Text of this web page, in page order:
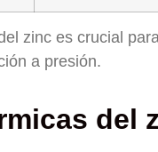
zinc es crucial
a presión.
del